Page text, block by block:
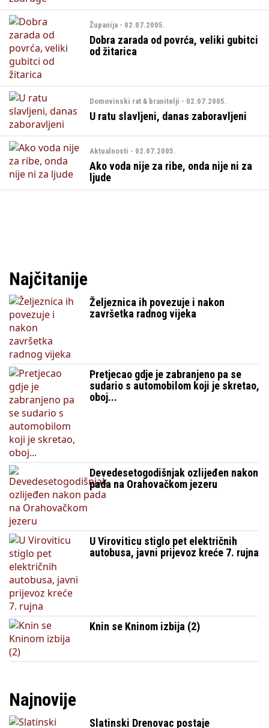
Županija - 02.07.2005.
Dobra zarada od povrća, veliki gubitci
od žitarica
Domovinski rat & branitelji - 02.07.2005.
U ratu slavljeni, danas zaboravljeni
Aktualnosti - 02.07.2005.
Ako voda nije za ribe, onda nije ni za
ljude
Najčitanije
Željeznica ih povezuje i nakon
završetka radnog vijeka
Pretjecao gdje je zabranjeno pa se
sudario s automobilom koji je skretao,
oboj...
Devedesetogodišnjak ozlijeđen nakon
pada na Orahovačkom jezeru
U Viroviticu stiglo pet električnih
autobusa, javni prijevoz kreće 7. rujna
Knin se Kninom izbija (2)
Najnovije
Slatinski Drenovac postaje